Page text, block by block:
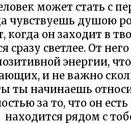
может стать с
чувствуешь душою
когда он заходит в
сразу светлее. От
энергии,
и не важно
ты начинаешь
за то, что он
находится рядом с